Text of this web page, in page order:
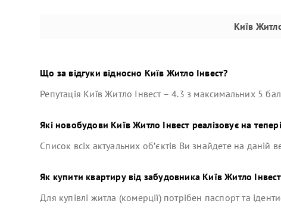
Київ
Що за відгуки відносно Київ Житло Інвест?
Репутація Київ Житло Інвест–4.3 з максимальних 5
Які новобудови Київ Житло Інвест реалізовує на
Список всіх актуальних об’єктів Ви знайдете на даній
Як купити квартиру від забудовника Київ Житло Інвест
Для купівлі житла (комерції) потрібен паспорт та